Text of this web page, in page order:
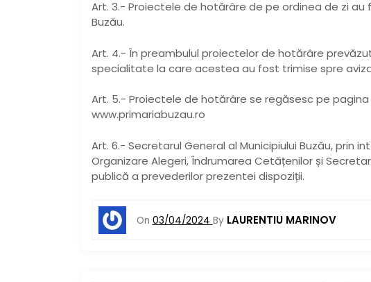
Art. 3.- Proiectele de hotărâre de pe ordinea de zi au
Buzău.
Art. 4.- În preambulul proiectelor de hotărâre
specialitate la care acestea au fost trimise spre
Art. 5.- Proiectele de hotărâre se regăsesc pe
www.primariabuzau.ro
Art. 6.- Secretarul General al Municipiului Buzău, prin
Organizare Alegeri, Îndrumarea Cetățenilor și
publică a prevederilor prezentei dispoziții.
On 03/04/2024 By LAURENTIU MARINOV